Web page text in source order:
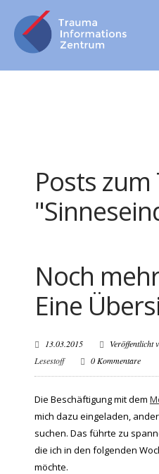
Posts zum
Noch
Eine
13.03.2015 Veröffentlicht
Lesestoff
0 Kommentare
Die Beschäftigung mit dem
mich dazu eingeladen,
suchen. Das führte zu
die ich in den folgenden
möchte.